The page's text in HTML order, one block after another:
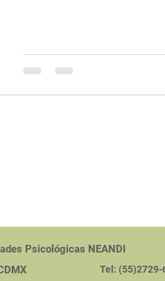
Psicológicas NEANDI
Tel: (55)2729-